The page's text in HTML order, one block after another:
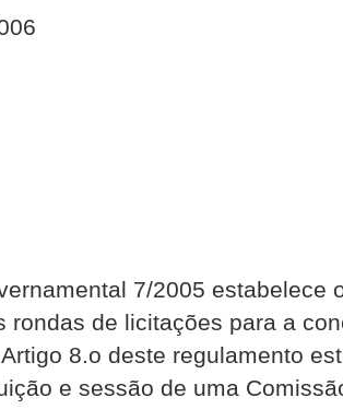
7/2005 estabelece
rondas de licitações para a
8.o deste regulamento
e sessão de uma